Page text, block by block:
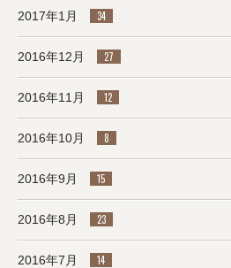
2017年1月 34
2016年12月 27
2016年11月 12
2016年10月 8
2016年9月 15
2016年8月 23
2016年7月 14